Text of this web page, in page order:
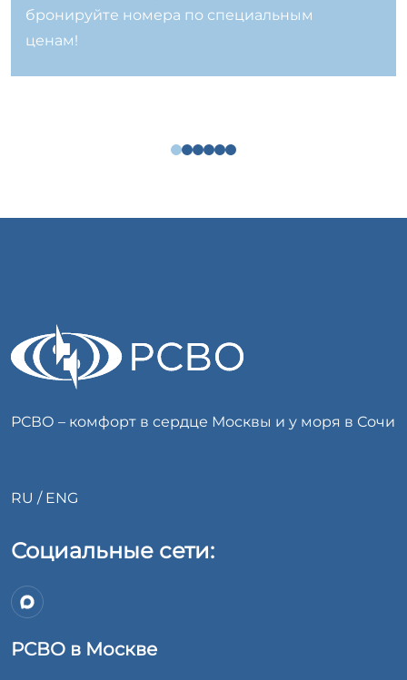
бронируйте номера по специальным
ценам!
РСВО – комфорт в сердце Москвы и у моря в Сочи
RU / ENG
Социальные сети:
РСВО в Москве